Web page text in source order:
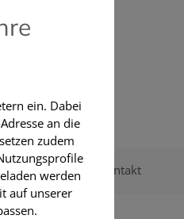
28 20
Über uns Kontakt
ein. Dabei
an die
zudem
werden
auf unserer